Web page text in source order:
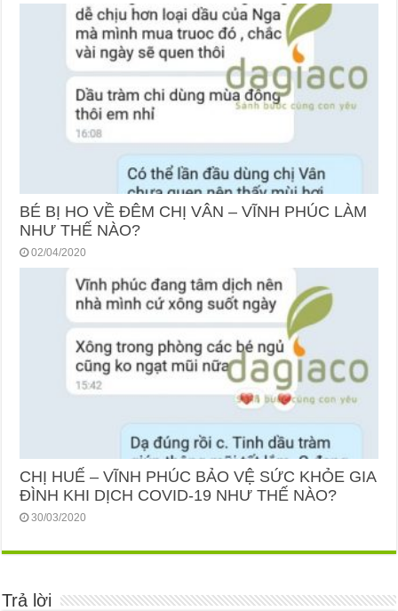
BÉ BỊ HO VỀ ĐÊM CHỊ VÂN – VĨNH PHÚC LÀM
NHƯ THẾ NÀO?
02/04/2020
CHỊ HUẾ – VĨNH PHÚC BẢO VỆ SỨC KHỎE GIA
ĐÌNH KHI DỊCH COVID-19 NHƯ THẾ NÀO?
30/03/2020
Trả lời